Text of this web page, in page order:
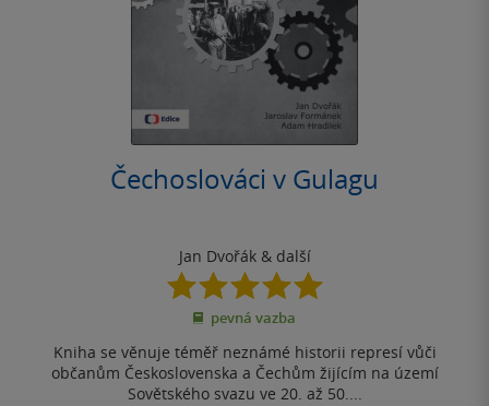
Čechoslováci v Gulagu
Jan Dvořák & další
5.0
z
5
pevná vazba
Kniha se věnuje téměř neznámé historii represí vůči
občanům Československa a Čechům žijícím na území
Sovětského svazu ve 20. až 50....